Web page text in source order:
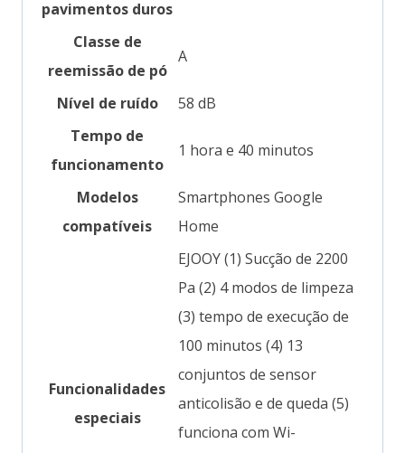
pavimentos duros
Classe de
reemissão de pó
‎A
Nível de ruído
‎58 dB
Tempo de
funcionamento
‎1 hora e 40 minutos
Modelos
compatíveis
‎Smartphones Google
Home
Funcionalidades
especiais
‎EJOOY (1) Sucção de 2200
Pa (2) 4 modos de limpeza
(3) tempo de execução de
100 minutos (4) 13
conjuntos de sensor
anticolisão e de queda (5)
funciona com Wi-